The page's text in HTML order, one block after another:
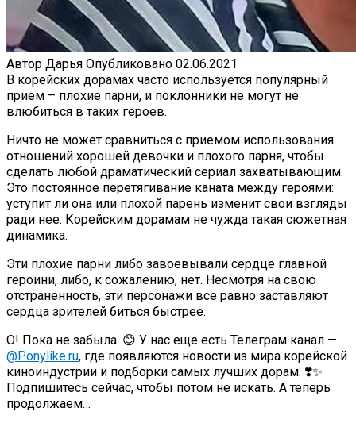
Автор Дарья Опубликовано 02.06.2021
В корейских дорамах часто используется популярный
прием – плохие парни, и поклонники не могут не
влюбиться в таких героев.
Ничто не может сравниться с приемом использования
отношений хорошей девочки и плохого парня, чтобы
сделать любой драматический сериал захватывающим.
Это постоянное перетягивание каната между героями:
уступит ли она или плохой парень изменит свои взгляды
ради нее. Корейским дорамам не чужда такая сюжетная
динамика.
Эти плохие парни либо завоевывали сердце главной
героини, либо, к сожалению, нет. Несмотря на свою
отстраненность, эти персонажи все равно заставляют
сердца зрителей биться быстрее.
О! Пока не забыла. 😊 У нас еще есть Телеграм канал —
@Ponylike.ru, где появляются новости из мира корейской
киноиндустрии и подборки самых лучших дорам. ❣️✨
Подпишитесь сейчас, чтобы потом не искать. А теперь
продолжаем…